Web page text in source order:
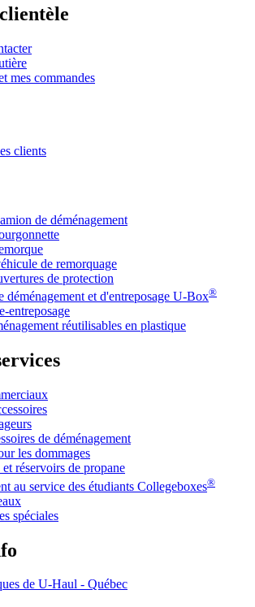
mes commandes
clients
de déménagement
de remorquage
de protection
déménagement et d'entreposage U-Box®
entreposage
réutilisables en plastique
de déménagement
les dommages
réservoirs de propane
au service des étudiants Collegeboxes®
spéciales
de U-Haul - Québec